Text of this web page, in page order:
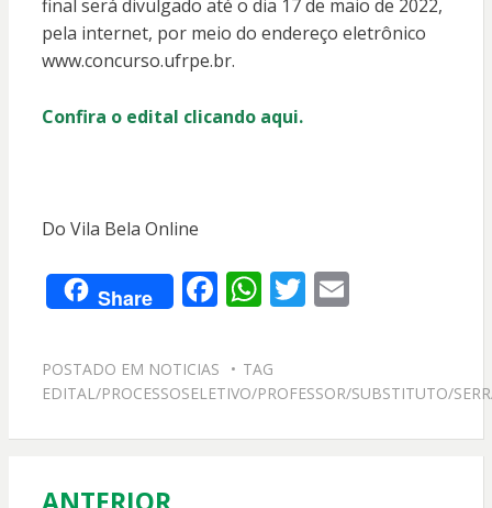
final será divulgado até o dia 17 de maio de 2022,
pela internet, por meio do endereço eletrônico
www.concurso.ufrpe.br.
Confira o edital clicando aqui.
Do Vila Bela Online
Share F
e
b
o
W
at
s
A
T
er
E
l
POSTADO EM NOTICIAS
TAG
EDITAL/PROCESSOSELETIVO/PROFESSOR/SUBSTITUTO/